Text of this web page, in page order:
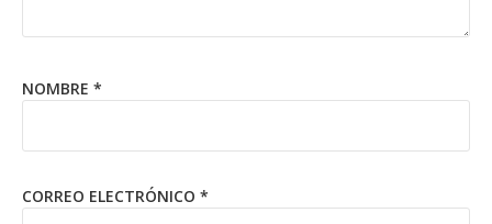
NOMBRE *
CORREO ELECTRÓNICO *